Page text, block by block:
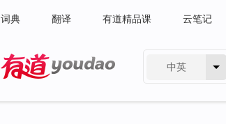
词典 翻译 有道精品课 云笔记
中英